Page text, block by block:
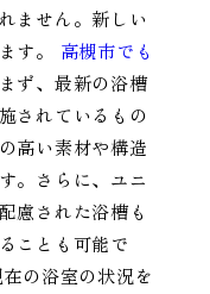
ません。新しい
す。 高槻市でも
ず、最新の浴槽
されているもの
高い素材や構造
。さらに、ユニ
慮された浴槽も
ことも可能で
の浴室の状況を